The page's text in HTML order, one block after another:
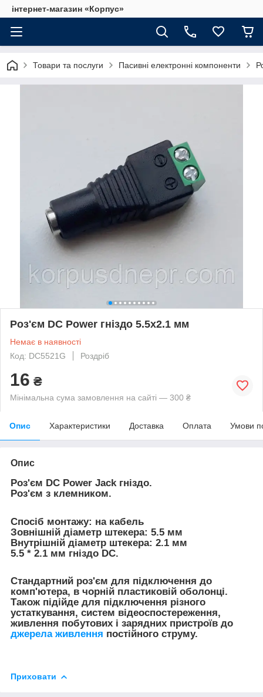
інтернет-магазин «Корпус»
Товари та послуги Пасивні електронні компоненти
Роз'єм DC Power гніздо 5.5x2.1 мм
Немає в наявності
Код: DC5521G
Роздріб
16 ₴
Мінімальна сума замовлення на сайті — 300 ₴
Опис Характеристики Доставка Оплата Умови
Опис
Роз'єм DC Power Jack гніздо.
Роз'єм з клемником.
Спосіб монтажу: на кабель
Зовнішній діаметр штекера: 5.5 мм
Внутрішній діаметр штекера: 2.1 мм
5.5 * 2.1 мм гніздо DC.
Стандартний роз'єм для підключення до
комп'ютера, в чорній пластиковій оболонці.
Також підійде для підключення різного
устаткування, систем відеоспостереження,
живлення побутових і зарядних пристроїв до
джерела живлення постійного струму.
Приховати